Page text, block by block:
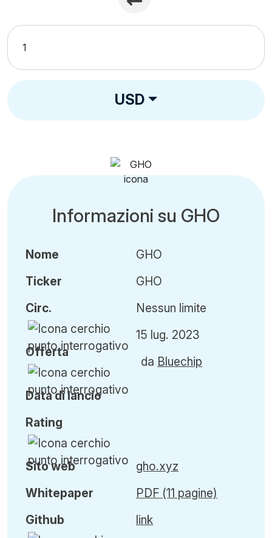
USD
Informazioni su GHO
Nome
Ticker
Circ.
Offerta
Data di lancio
Rating
GHO
GHO
Nessun limite
15 lug. 2023
da Bluechip
Sito web
Whitepaper
Github
gho.xyz
PDF (11 pagine)
link